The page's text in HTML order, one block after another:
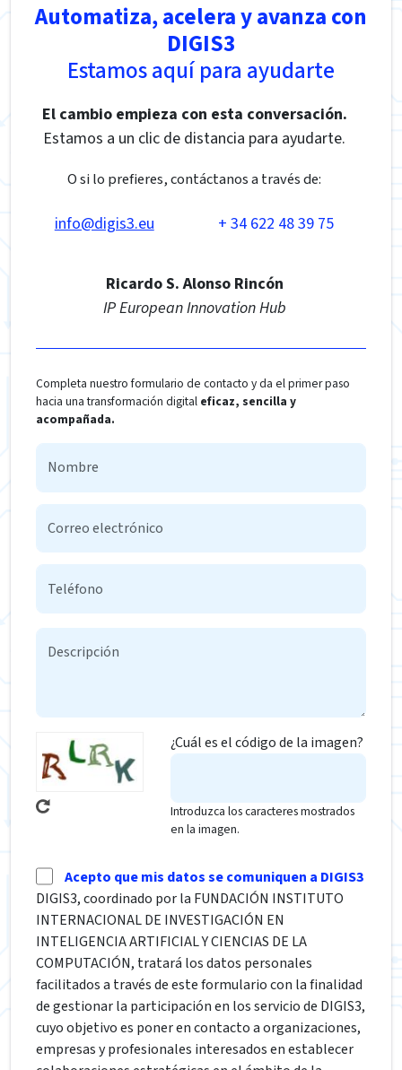
Automatiza, acelera y avanza con
DIGIS3
Estamos aquí para ayudarte
El cambio empieza con esta conversación.
Estamos a un clic de distancia para ayudarte.
O si lo prefieres, contáctanos a través de:
info@digis3.eu + 34 622 48 39 75
Ricardo S. Alonso Rincón
IP European Innovation Hub
Completa nuestro formulario de contacto y da el primer paso
hacia una transformación digital eficaz, sencilla y
acompañada.
¿Cuál es el código de la imagen?
Introduzca los caracteres mostrados
en la imagen.
Acepto que mis datos se comuniquen a DIGIS3
DIGIS3, coordinado por la FUNDACIÓN INSTITUTO
INTERNACIONAL DE INVESTIGACIÓN EN
INTELIGENCIA ARTIFICIAL Y CIENCIAS DE LA
COMPUTACIÓN, tratará los datos personales
facilitados a través de este formulario con la finalidad
de gestionar la participación en los servicio de DIGIS3,
cuyo objetivo es poner en contacto a organizaciones,
empresas y profesionales interesados en establecer